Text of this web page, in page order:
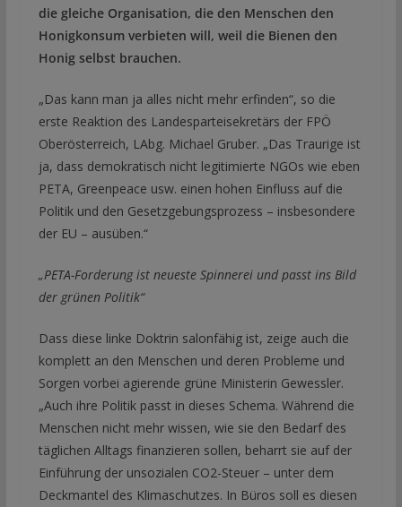
die gleiche Organisation, die den Menschen den
Honigkonsum verbieten will, weil die Bienen den
Honig selbst brauchen.
„Das kann man ja alles nicht mehr erfinden“, so die
erste Reaktion des Landesparteisekretärs der FPÖ
Oberösterreich, LAbg. Michael Gruber. „Das Traurige ist
ja, dass demokratisch nicht legitimierte NGOs wie eben
PETA, Greenpeace usw. einen hohen Einfluss auf die
Politik und den Gesetzgebungsprozess – insbesondere
der EU – ausüben.“
„PETA-Forderung ist neueste Spinnerei und passt ins Bild
der grünen Politik“
Dass diese linke Doktrin salonfähig ist, zeige auch die
komplett an den Menschen und deren Probleme und
Sorgen vorbei agierende grüne Ministerin Gewessler.
„Auch ihre Politik passt in dieses Schema. Während die
Menschen nicht mehr wissen, wie sie den Bedarf des
täglichen Alltags finanzieren sollen, beharrt sie auf der
Einführung der unsozialen CO2-Steuer – unter dem
Deckmantel des Klimaschutzes. In Büros soll es diesen